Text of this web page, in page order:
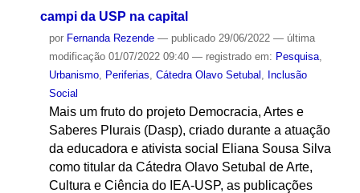
campi da USP na capital
por Fernanda Rezende — publicado29/06/2022 — última
modificação01/07/2022 09:40 — registrado em: Pesquisa,
Urbanismo, Periferias Cátedra Olavo Setubal
Inclusão
Social
Mais um fruto do projeto Democracia, Artes e
Saberes Plurais (Dasp), criado durante a atuação
da educadora e ativista social Eliana Sousa Silva
como titular da Cátedra Olavo Setubal de Arte,
Cultura e Ciência do IEA-USP, as publicações